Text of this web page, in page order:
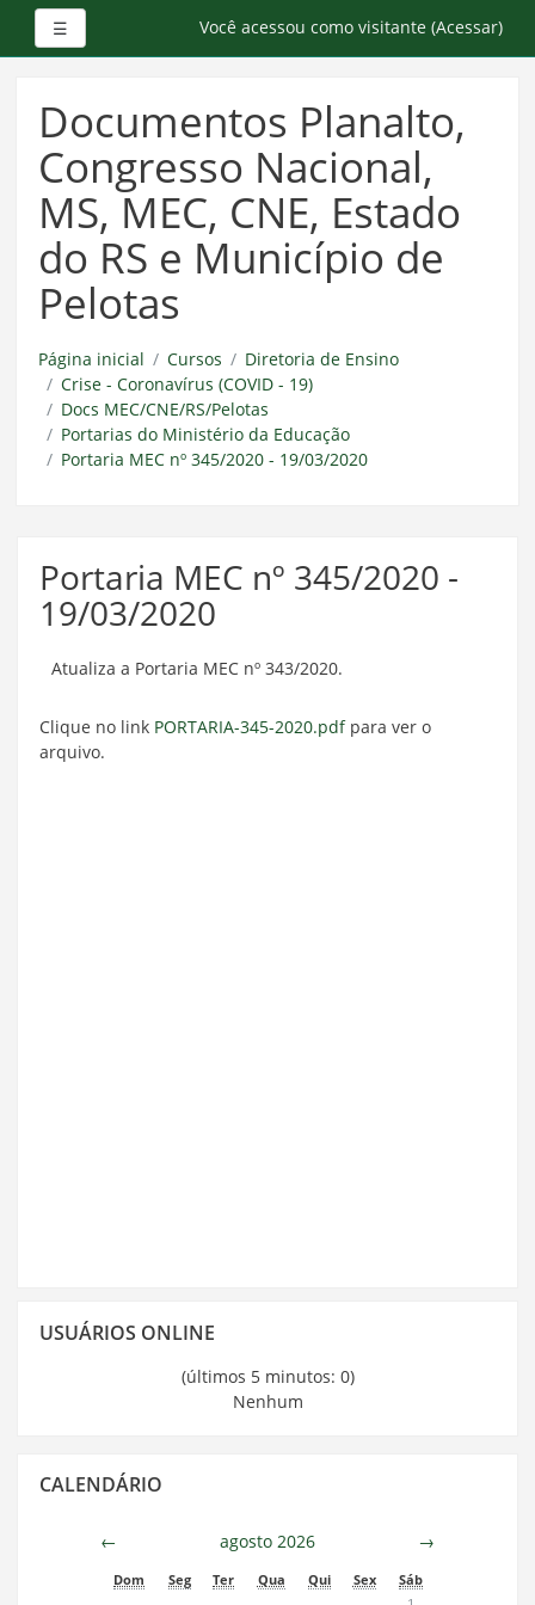
principal
☰ Você acessou como visitante (Acessar)
Documentos Planalto,
Congresso Nacional,
MS, MEC, CNE, Estado
do RS e Município de
Pelotas
Página inicial Cursos
Diretoria de Ensino
Crise - Coronavírus (COVID - 19)
Docs MEC/CNE/RS/Pelotas
Portarias do Ministério da Educação
Portaria MEC nº 345/2020 - 19/03/2020
Portaria MEC nº 345/2020 -
19/03/2020
Atualiza a Portaria MEC nº 343/2020.
Clique no link PORTARIA-345-2020.pdfpara ver o
arquivo.
Usuários
USUÁRIOS ONLINE
(últimos 5 minutos: 0)
Nenhum
Calendário
CALENDÁRIO
← agosto 2026 →
Dom Seg Ter Qua Qui Sex
Sáb